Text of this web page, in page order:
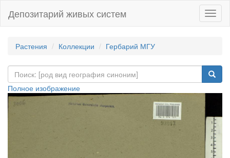
Депозитарий живых систем
Растения Коллекции Гербарий МГУ
Полное изображение